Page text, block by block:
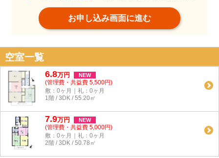
お申し込み画面に進む
空室一覧
6.8万円 NEW
(管理費・共益費 5,500円)
敷：0ヶ月｜礼：0ヶ月
1階 / 3DK / 55.20㎡
7.9万円 NEW
(管理費・共益費 5,000円)
敷：0ヶ月｜礼：0ヶ月
2階 / 3DK / 50.78㎡